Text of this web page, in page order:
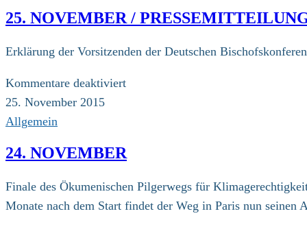
in
zeigen
25. NOVEMBER /
Erklärung der Vorsitzenden der Deutschen
Kommentare deaktiviertfür
PRESSEMITTEILUNG
DEUTSCHEN
BISCHOFSKONFERENZ
25. November 2015
Allgemein
24. NOVEMBER
Finale des Ökumenischen Pilgerwegs für
Monate nach dem Start findet der Weg in Paris nun